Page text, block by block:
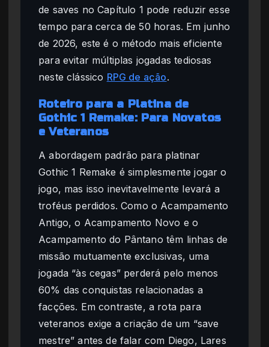
de saves no Capítulo 1 pode reduzir esse
tempo para cerca de 50 horas. Em junho
de 2026, este é o método mais eficiente
para evitar múltiplas jogadas tediosas
neste clássico RPG de ação.
Roteiro para a Platina de
Gothic 1 Remake: Para Novatos
e Veteranos
A abordagem padrão para platinar
Gothic 1 Remake é simplesmente jogar o
jogo, mas isso inevitavelmente levará a
troféus perdidos. Como o Acampamento
Antigo, o Acampamento Novo e o
Acampamento do Pântano têm linhas de
missão mutuamente exclusivas, uma
jogada “às cegas” perderá pelo menos
60% das conquistas relacionadas a
facções. Em contraste, a rota para
veteranos exige a criação de um “save
mestre” antes de falar com Diego, Lares